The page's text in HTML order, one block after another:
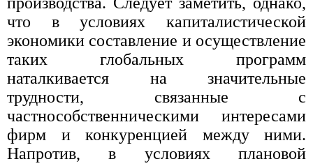
что в условиях капиталистической
экономики составление и осуществление
таких глобальных программ
наталкивается на значительные
трудности, связанные с
частнособственническими интересами
фирм и конкуренцией между ними.
Напротив, в условиях плановой